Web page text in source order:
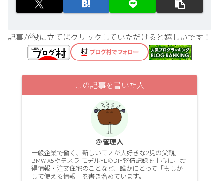
記事が役に立てばクリックしていただけると嬉しいです！
この記事を書いた人
管理人
一般企業で働く、新しいモノが大好きな2児の父親。
BMW X5やテスラ モデルYLのDIY整備記録を中心に、お
得情報・注文住宅のことなど、誰かにとって「もしか
して使える情報」を書き溜めています。